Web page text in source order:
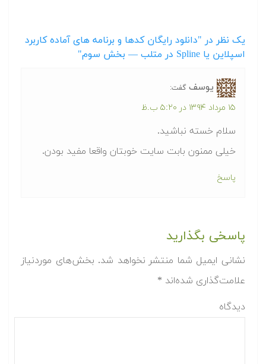
یک نظر در "دانلود رایگان کدها و برنامه های آماده کاربرد
اسپلاین یا Spline در متلب‬‬ — بخش سوم"
یوسف گفت:
۱۵ مرداد ۱۳۹۴ در ۵:۲۰ ب.ظ
سلام خسته نباشید.
خیلی ممنون بابت سایت خوبتان واقعا مفید بودن.
پاسخ
پاسخی بگذارید
نشانی ایمیل شما منتشر نخواهد شد. بخش‌های موردنیاز
علامت‌گذاری شده‌اند *
دیدگاه